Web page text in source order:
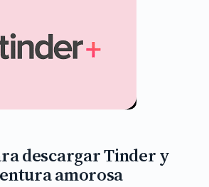
descargar Tinder y
amorosa